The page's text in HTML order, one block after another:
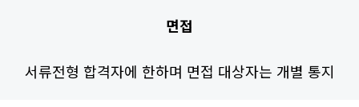
면접
서류전형 합격자에 한하며 면접 대상자는 개별 통지